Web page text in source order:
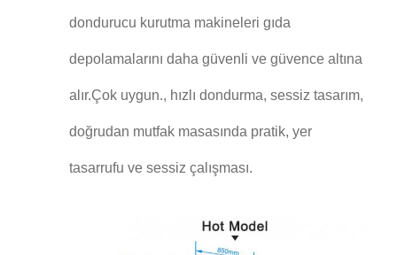
dondurucu kurutma makineleri gıda
depolamalarını daha güvenli ve güvence altına
alır.Çok uygun., hızlı dondurma, sessiz tasarım,
doğrudan mutfak masasında pratik, yer
tasarrufu ve sessiz çalışması.